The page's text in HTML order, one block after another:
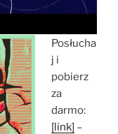
Posłucha
j i
pobierz
za
darmo:
[link] –